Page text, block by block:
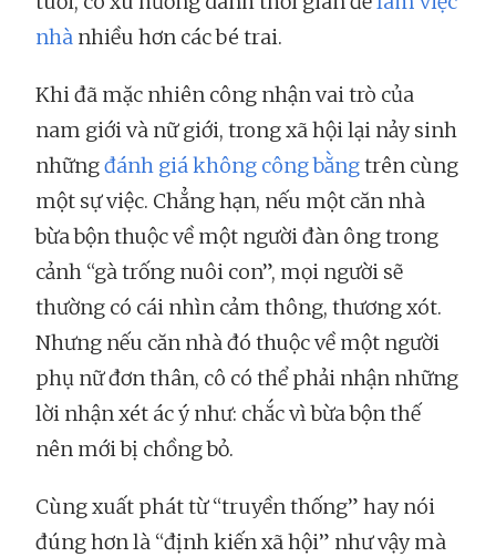
nhà nhiều hơn các bé trai.
Khi đã mặc nhiên công nhận vai trò của
nam giới và nữ giới, trong xã hội lại nảy sinh
nhữngđánh giá không công bằngtrên cùng
một sự việc. Chẳng hạn, nếu một căn nhà
bừa bộn thuộc về một người đàn ông trong
cảnh “gà trống nuôi con”, mọi người sẽ
thường có cái nhìn cảm thông, thương xót.
Nhưng nếu căn nhà đó thuộc về một người
phụ nữ đơn thân, cô có thể phải nhận những
lời nhận xét ác ý như: chắc vì bừa bộn thế
nên mới bị chồng bỏ.
Cùng xuất phát từ “truyền thống” hay nói
đúng hơn là “định kiến xã hội” như vậy mà